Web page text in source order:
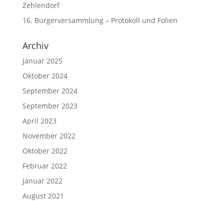
Zehlendorf
16. Bürgerversammlung – Protokoll und Folien
Archiv
Januar 2025
Oktober 2024
September 2024
September 2023
April 2023
November 2022
Oktober 2022
Februar 2022
Januar 2022
August 2021